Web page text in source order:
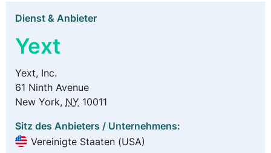
Dienst & Anbieter
Yext
Yext, Inc.
61 Ninth Avenue
New York, NY 10011
Sitz des Anbieters / Unternehmens:
Vereinigte Staaten (USA)